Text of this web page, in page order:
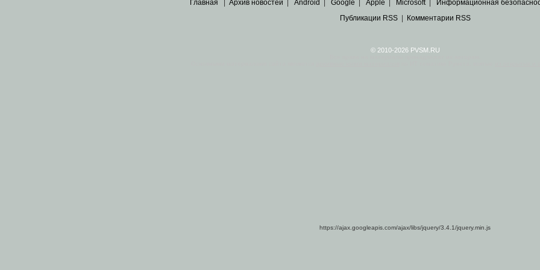
Главная Архив новостей Android Google Apple Microsoft| Информационная
Публикации RSS| Комментарии RSS
© 2010-2026 PVSM.RU
https://ajax.googleapis.com/ajax/libs/jquery/3.4.1/jquery.min.js